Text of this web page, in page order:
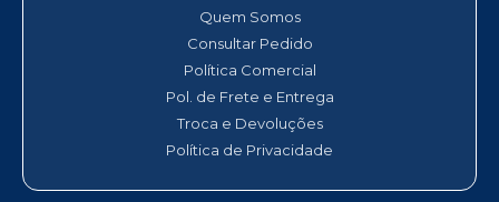
Quem Somos
Consultar Pedido
Política Comercial
Pol. de Frete e Entrega
Troca e Devoluções
Política de Privacidade